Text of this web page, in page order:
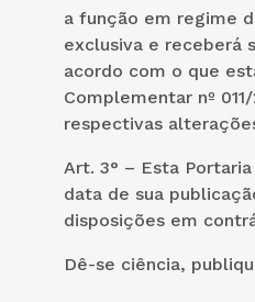
a função em regime
exclusiva e receberá
acordo com o que
Complementar nº
respectivas
Art. 3° – Esta
data de sua
disposições em
Dê-se ciência,